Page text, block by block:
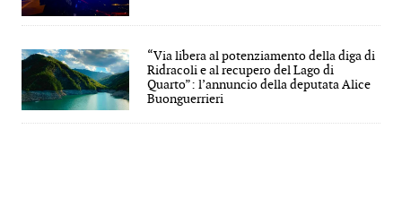
“Via libera al potenziamento della diga di
Ridracoli e al recupero del Lago di
Quarto”: l’annuncio della deputata Alice
Buonguerrieri